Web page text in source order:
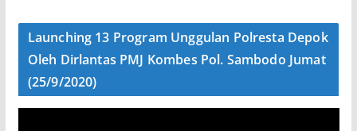
Launching 13 Program Unggulan Polresta Depok
Oleh Dirlantas PMJ Kombes Pol. Sambodo Jumat
(25/9/2020)